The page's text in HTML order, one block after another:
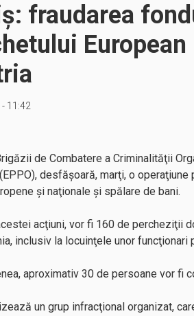
fraudarea
11:42
de Combatere a Criminalităţii
desfăşoară, marţi, o
şi naţionale şi spălare de bani.
acţiuni, vor fi 160 de percheziţii
inclusiv la locuinţele unor
aproximativ 30 de persoane vor fi
un grup infracţional organizat,